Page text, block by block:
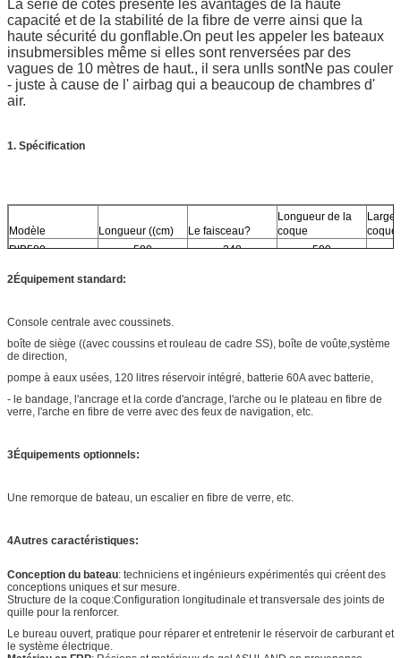
La série de côtes présente les avantages de la haute
capacité et de la stabilité de la fibre de verre ainsi que la
haute sécurité du gonflable.On peut les appeler les bateaux
insubmersibles même si elles sont renversées par des
vagues de 10 mètres de haut., il sera un Ils sontNe pas couler
- juste à cause de l' airbag qui a beaucoup de chambres d'
air.
1. Spécification
Modèle Longueur ((cm) Le faisceau?
Longueur de la
coque
coque
RIB580
580 248 500
2Équipement standard:
Console centrale avec coussinets.
boîte de siège ((avec coussins et rouleau de cadre SS), boîte de voûte,système
de direction,
pompe à eaux usées, 120 litres réservoir intégré, batterie 60A avec batterie,
- le bandage, l'ancrage et la corde d'ancrage, l'arche ou le plateau en fibre de
verre, l'arche en fibre de verre avec des feux de navigation, etc.
3Équipements optionnels:
Une remorque de bateau, un escalier en fibre de verre, etc.
4Autres caractéristiques:
Conception du bateau: techniciens et ingénieurs expérimentés qui créent des
conceptions uniques et sur mesure.
Structure de la coque:Configuration longitudinale et transversale des joints de
quille pour la renforcer.
Le bureau ouvert, pratique pour réparer et entretenir le réservoir de carburant et
le système électrique.